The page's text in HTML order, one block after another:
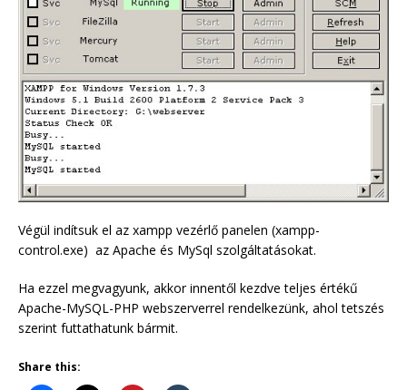
Végül indítsuk el az xampp vezérlő panelen (xampp-
control.exe) az Apache és MySql szolgáltatásokat.
Ha ezzel megvagyunk, akkor innentől kezdve teljes értékű
Apache-MySQL-PHP webszerverrel rendelkezünk, ahol tetszés
szerint futtathatunk bármit.
Share this: